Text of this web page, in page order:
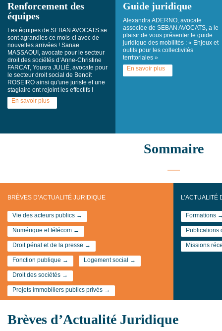
Renforcement des
équipes
Les équipes de SEBAN AVOCATS se
sont agrandies ce mois-ci avec de
nouvelles arrivées ! Sanae
MASSAOUI, avocate pour le secteur
droit des sociétés d’Anne-Christine
FARCAT, Yousra JULIÉ, avocate pour
le secteur droit social de Benoît
ROSEIRO ainsi qu'une juriste et une
stagiaire ont rejoint les effectifs !
En savoir plus
Guide juridique
Alexandra ADERNO, avocate
associée de SEBAN AVOCATS, a le
plaisir de vous présenter le guide
juridique des mobilités : « Enjeux et
outils pour les collectivités
territoriales »
En savoir plus
Sommaire
BRÈVES D’ACTUALITÉ JURIDIQUE L’ACTUALITÉ
Vie des acteurs publics →
Numérique et télécom →
Droit pénal et de la presse →
Fonction publique → Logement social →
Droit des sociétés →
Projets immobiliers publics privés →
Formations
Missions
Brèves d’Actualité Juridique